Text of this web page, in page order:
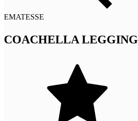
EMATESSE
COACHELLA LEGGING